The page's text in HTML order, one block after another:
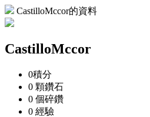
CastilloMccor的資料
CastilloMccor
0積分
0 顆鑽石
0 個碎鑽
0 經驗